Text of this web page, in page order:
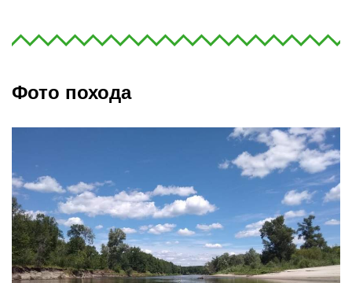
Фото похода